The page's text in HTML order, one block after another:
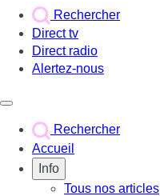
Rechercher
Direct tv
Direct radio
Alertez-nous
Rechercher
Accueil
Info
Tous nos articles